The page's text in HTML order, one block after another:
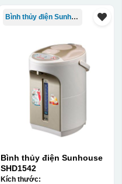
Bình thủy điện Sunhouse
Bình thủy điện Sunhouse
SHD1542
Kích thước: